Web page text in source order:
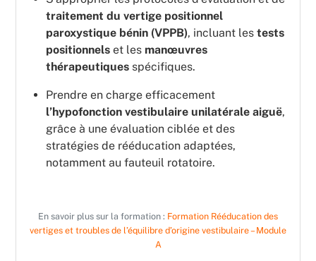
traitement du vertige positionnel
paroxystique bénin (VPPB), incluant les tests
positionnels et les manœuvres
thérapeutiques spécifiques.
Prendre en charge efficacement
l’hypofonction vestibulaire unilatérale aiguë,
grâce à une évaluation ciblée et des
stratégies de rééducation adaptées,
notamment au fauteuil rotatoire.
En savoir plus sur la formation : Formation Rééducation des
vertiges et troubles de l’équilibre d’origine vestibulaire – Module
A